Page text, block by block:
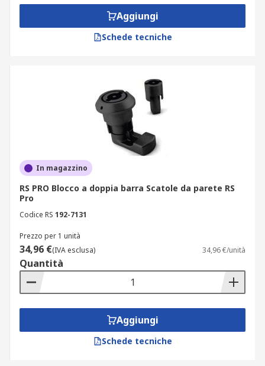
Aggiungi
Schede tecniche
In magazzino
RS PRO Blocco a doppia barra Scatole da parete RS
Pro
Codice RS 192-7131
Prezzo per 1 unità
34,96 €(IVA esclusa) 34,96 €/unità
Quantità
Aggiungi
Schede tecniche